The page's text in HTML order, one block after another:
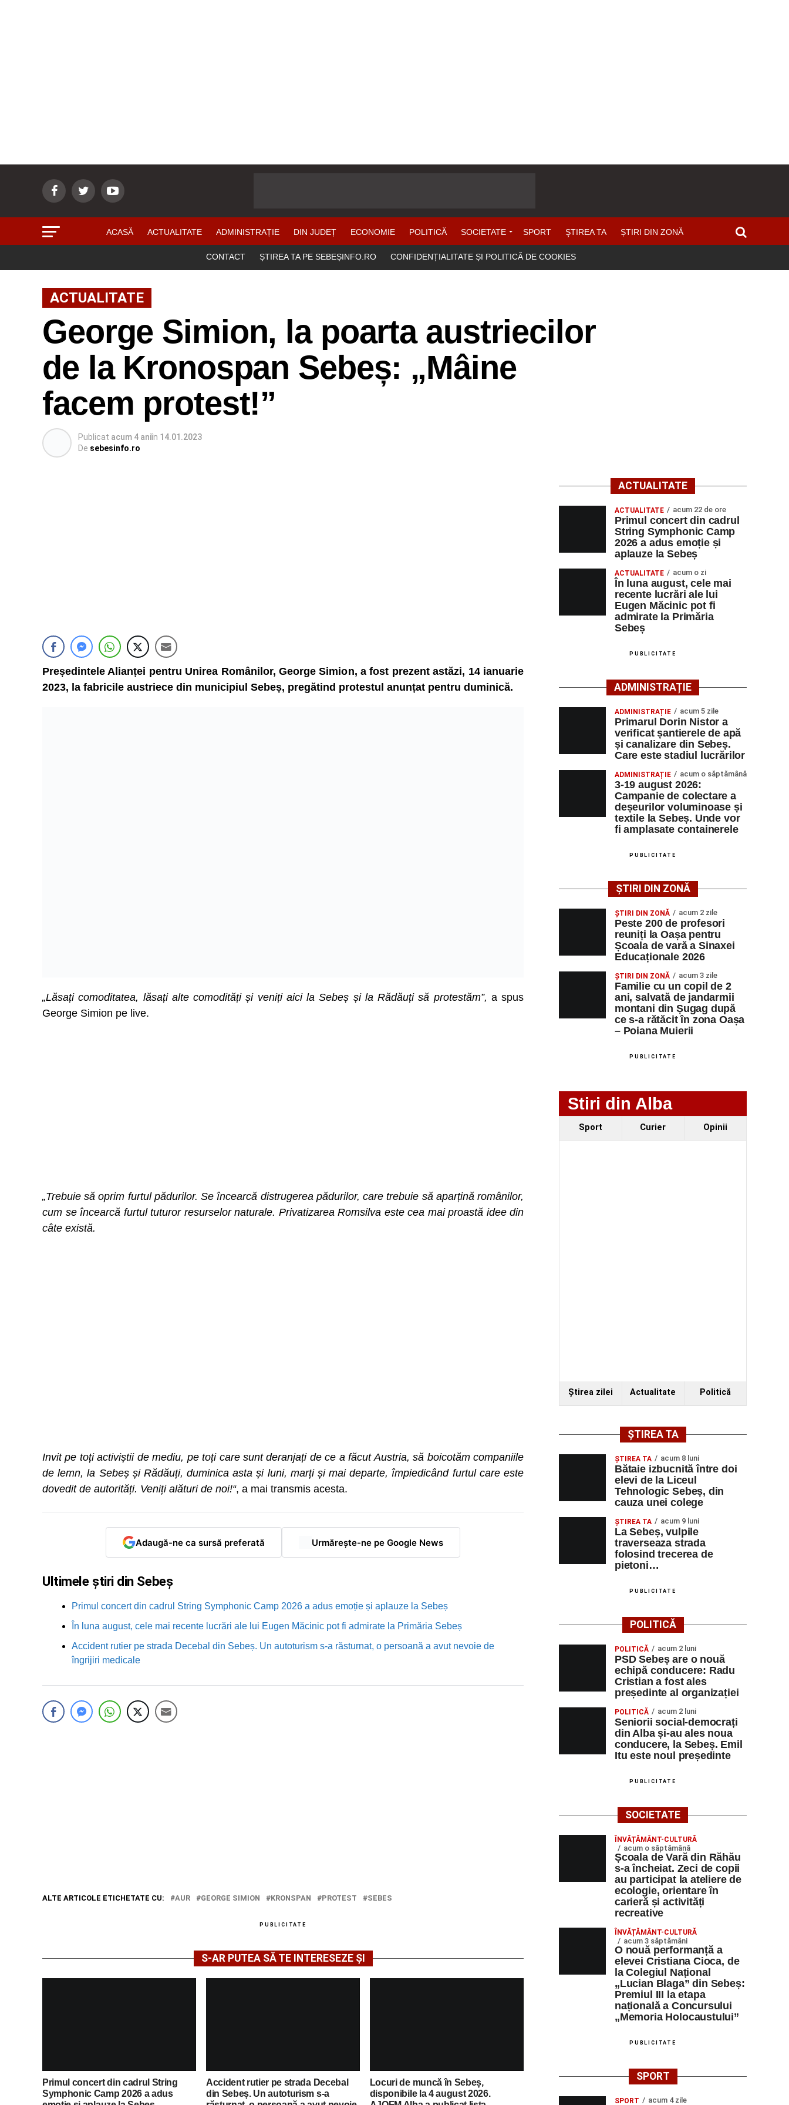
ACASĂ ACTUALITATE ADMINISTRAȚIE DIN JUDEȚ ECONOMIE POLITICĂ SOCIETATE SPORT ŞTIREA TA ȘTIRI DIN ZONĂ
CONTACT ȘTIREA TA PE SEBEȘINFO.RO CONFIDENȚIALITATE ȘI POLITICĂ DE COOKIES
ACTUALITATE
George Simion, la poarta austriecilor
de la Kronospan Sebeș: „Mâine
facem protest!”
Publicat acum 4 aniîn 14.01.2023
De sebesinfo.ro
Președintele Alianței pentru Unirea Românilor, George Simion, a fost prezent astăzi, 14 ianuarie
2023, la fabricile austriece din municipiul Sebeș, pregătind protestul anunțat pentru duminică.
„Lăsați comoditatea, lăsați alte comodități și veniți aici la Sebeș și la Rădăuți să protestăm”, a spus
George Simion pe live.
„Trebuie să oprim furtul pădurilor. Se încearcă distrugerea pădurilor, care trebuie să aparțină românilor,
cum se încearcă furtul tuturor resurselor naturale. Privatizarea Romsilva este cea mai proastă idee din
câte există.
Invit pe toți activiștii de mediu, pe toți care sunt deranjați de ce a făcut Austria, să boicotăm companiile
de lemn, la Sebeș și Rădăuți, duminica asta și luni, marți și mai departe, împiedicând furtul care este
dovedit de autorități. Veniți alături de noi!“, a mai transmis acesta.
Adaugă-ne ca sursă preferată Urmărește-ne pe Google News
Ultimele știri din Sebeș
Primul concert din cadrul String Symphonic Camp 2026 a adus emoție și aplauze la Sebeș
În luna august, cele mai recente lucrări ale lui Eugen Măcinic pot fi admirate la Primăria Sebeș
Accident rutier pe strada Decebal din Sebeș. Un autoturism s-a răsturnat, o persoană a avut nevoie de
îngrijiri medicale
ALTE ARTICOLE ETICHETATE CU: AUR GEORGE SIMION KRONSPAN PROTEST SEBES
PUBLICITATE
S-AR PUTEA SĂ TE INTERESEZE ȘI
Primul concert din cadrul String
Symphonic Camp 2026 a adus
Accident rutier pe strada Decebal
din Sebeș. Un autoturism s-a
Locuri de muncă în Sebeș,
disponibile la 4 august 2026.
ACTUALITATE
ACTUALITATE acum 22 de ore
Primul concert din cadrul
String Symphonic Camp
2026 a adus emoție și
aplauze la Sebeș
ACTUALITATE acum o zi
În luna august, cele mai
recente lucrări ale lui
Eugen Măcinic pot fi
admirate la Primăria
Sebeș
PUBLICITATE
ADMINISTRAȚIE
ADMINISTRAȚIE acum 5 zile
Primarul Dorin Nistor a
verificat șantierele de apă
și canalizare din Sebeș.
Care este stadiul lucrărilor
ADMINISTRAȚIE acum o săptămână
3-19 august 2026:
Campanie de colectare a
deșeurilor voluminoase și
textile la Sebeș. Unde vor
fi amplasate containerele
PUBLICITATE
ȘTIRI DIN ZONĂ
ȘTIRI DIN ZONĂ acum 2 zile
Peste 200 de profesori
reuniți la Oașa pentru
Școala de vară a Sinaxei
Educaționale 2026
ȘTIRI DIN ZONĂ acum 3 zile
Familie cu un copil de 2
ani, salvată de jandarmii
montani din Șugag după
ce s-a rătăcit în zona Oașa
– Poiana Muierii
PUBLICITATE
Stiri din Alba
Sport Curier Opinii
Ştirea zilei Actualitate Politică
ȘTIREA TA
ŞTIREA TA acum 8 luni
Bătaie izbucnită între doi
elevi de la Liceul
Tehnologic Sebeș, din
cauza unei colege
ŞTIREA TA acum 9 luni
La Sebeș, vulpile
traverseaza strada
folosind trecerea de
pietoni…
PUBLICITATE
POLITICĂ
POLITICĂ acum 2 luni
PSD Sebeș are o nouă
echipă conducere: Radu
Cristian a fost ales
președinte al organizației
POLITICĂ acum 2 luni
Seniorii social-democrați
din Alba și-au ales noua
conducere, la Sebeș. Emil
Itu este noul președinte
PUBLICITATE
SOCIETATE
ÎNVĂȚĂMÂNT-CULTURĂ
acum o săptămână
Școala de Vară din Răhău
s-a încheiat. Zeci de copii
au participat la ateliere de
ecologie, orientare în
carieră și activități
recreative
ÎNVĂȚĂMÂNT-CULTURĂ
acum 3 săptămâni
O nouă performanță a
elevei Cristiana Cioca, de
la Colegiul Național
„Lucian Blaga” din Sebeș:
Premiul III la etapa
națională a Concursului
„Memoria Holocaustului”
PUBLICITATE
SPORT
SPORT acum 4 zile